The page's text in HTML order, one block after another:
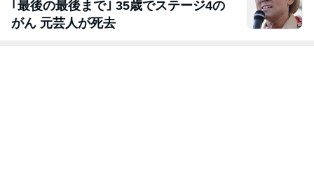
｢最後の最後まで｣ 35歳でステージ4の
がん 元芸人が死去